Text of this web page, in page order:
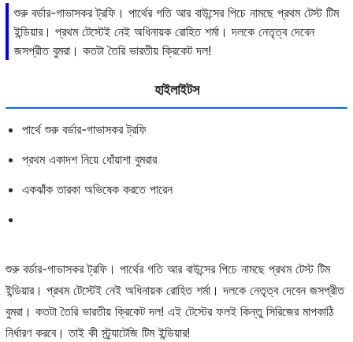
শুরু বর্ডার-গাভাসকর ট্রফি। পার্থের গতি আর বাউন্সের পিচে নামছে প্রথম টেস্ট টিম
ইন্ডিয়ার। প্রথম টেস্টেই নেই অধিনায়ক রোহিত শর্মা। দলকে নেতৃত্ব দেবেন
জসপ্রীত বুমরা। কতটা তৈরি ভারতীয় ক্রিকেট দল!
হাইলাইটস
পার্থে শুরু বর্ডার-গাভাসকর ট্রফি
প্রথম একাদশ নিয়ে ধোঁয়াশা বুমরার
একঝাঁক তারকা অভিষেক করতে পারেন
শুরু বর্ডার-গাভাসকর ট্রফি। পার্থের গতি আর বাউন্সের পিচে নামছে প্রথম টেস্ট টিম
ইন্ডিয়ার। প্রথম টেস্টেই নেই অধিনায়ক রোহিত শর্মা। দলকে নেতৃত্ব দেবেন জসপ্রীত
বুমরা। কতটা তৈরি ভারতীয় ক্রিকেট দল! এই টেস্টের ফলই কিন্তু সিরিজের মাপকাঠি
নির্ধারণ করবে। তাই কী স্ট্র্যাটেজি টিম ইন্ডিয়ার!